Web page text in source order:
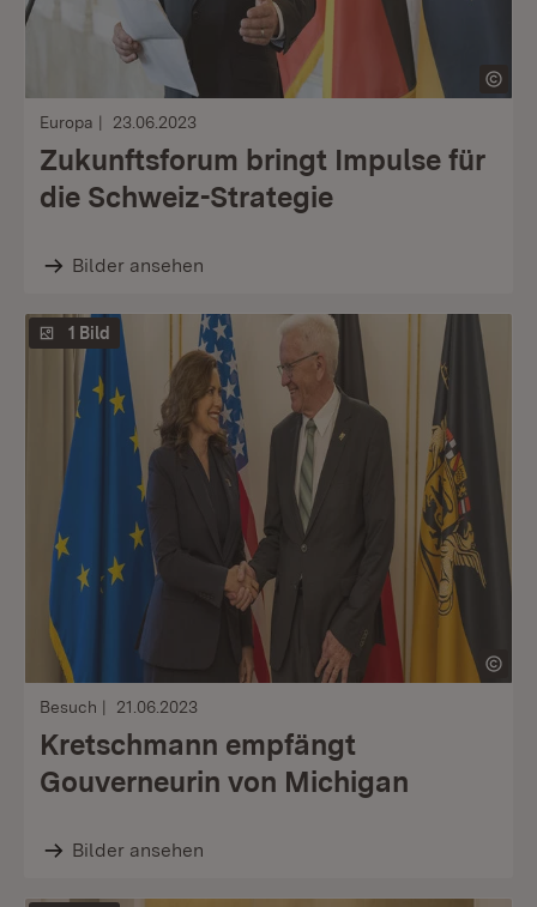
Europa 23.06.2023
Zukunftsforum bringt Impulse für
die Schweiz-Strategie
Bilder ansehen
1 Bild
Besuch 21.06.2023
Kretschmann empfängt
Gouverneurin von Michigan
Bilder ansehen